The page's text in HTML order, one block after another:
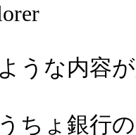
容が入
ょ銀行の